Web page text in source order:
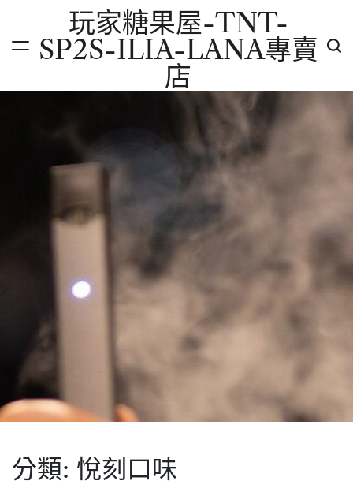
content
玩家糖果屋-TNT-
SP2S-ILIA-LANA專賣
店
分類: 悅刻口味